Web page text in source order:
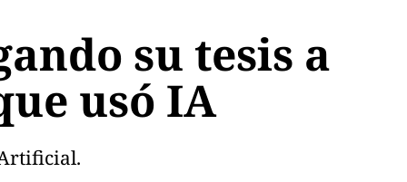
su tesis a
usó IA